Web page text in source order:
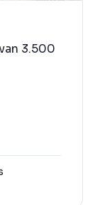
3.500